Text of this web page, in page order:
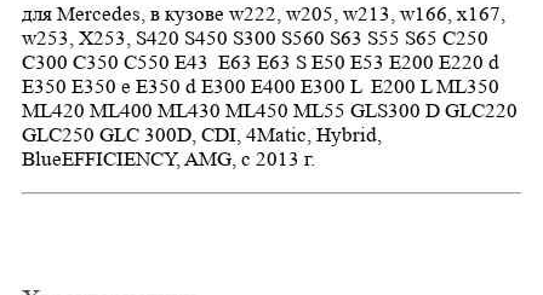
для Mercedes, в кузове w222, w205, w213, w166, x167,
w253, X253 , S420 S450 S300 S560 S63 S55 S65 C250
C300 C350 C550 E43 E63 E63 S E50 E53 E200 E220 d
Е350 E350 e E350 d E300 E400 E300 L E200 L ML350
ML420 ML400 ML430 ML450 ML55 GLS300 D GLC220
GLC250 GLC 300D, CDI, 4Matic, Hybrid,
BlueEFFICIENCY, AMG , с 2013 г.